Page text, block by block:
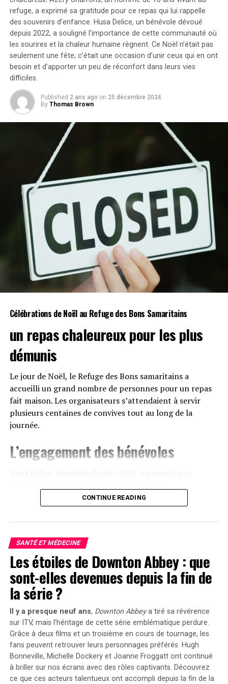
refuge, a exprimé sa gratitude pour ce repas qui lui rappelle
des souvenirs d’enfance. Husa Delice, un bénévole dévoué
depuis 2022, a souligné l’importance de cette communauté où
les sourires et la chaleur humaine règnent. Ce Noël n’était pas
seulement une fête; c’était une occasion d’unir ceux qui en ont
besoin et d’apporter un peu de réconfort dans leurs vies
difficiles.
Published 2 ans ago on 25 décembre 2024
By Thomas Brown
Célébrations ⁤deNoëlau Refuge des Bons Samaritains
un repas chaleureux pour les plus​
démunis
Le jour de Noël, le Refuge ⁣des Bons samaritains a
accueilli un grand nombre de personnes pour ‍un repas​
fait maison.⁤ Les⁤ organisateurs s’attendaient à servir⁣
plusieurs centaines de⁤ convives tout‍ au long⁢ de la
⁣journée.
L’engagement des⁢bénévoles
« merveilleux » et lui avait permis de rencontrer des
gens formidables.​ Il a remarqué que les membres de la
communauté étaient ‍ »heureux » et « sourire aux
Une atmosphère conviviale ⁤malgré
le froid
Delice a souligné l’importance d’offrir ⁤chaleur⁢ et
réconfort aux personnes dans le besoin pendant cette
période⁤ froide. Azery‌ Sharrons, un homme âgé ​de 70 ans⁤
vivant dans une zone d’accueil du refuge,⁢ a exprimé ⁤sa
gratitude pour le repas copieux qui rappelait les
traditions ⁤festives.
CONTINUE READING
SANTÉ ET MÉDECINE
Les étoiles de Downton Abbey : que
sont-elles devenues depuis la fin de
la série ?
Il y a presque neuf ans, Downton Abbeya tiré sa révérence
sur ITV, mais l’héritage de cette série emblématique perdure.
Grâce à deux films et un troisième en cours de tournage, les
fans peuvent retrouver leurs personnages préférés. Hugh
Bonneville, Michelle Dockery et Joanne Froggattont continué
à briller sur nos écrans avec des rôles captivants. Découvrez
ce que ces acteurs talentueux ont accompli depuis la fin de la